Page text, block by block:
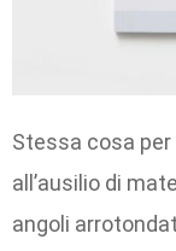
Stessa cosa per
all’ausilio di
angoli